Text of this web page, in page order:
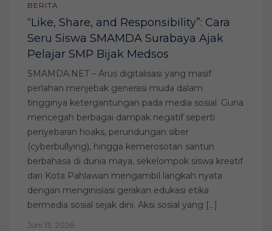
BERITA
“Like, Share, and Responsibility”: Cara
Seru Siswa SMAMDA Surabaya Ajak
Pelajar SMP Bijak Medsos
SMAMDA.NET – Arus digitalisasi yang masif
perlahan menjebak generasi muda dalam
tingginya ketergantungan pada media sosial. Guna
mencegah berbagai dampak negatif seperti
penyebaran hoaks, perundungan siber
(cyberbullying), hingga kemerosotan santun
berbahasa di dunia maya, sekelompok siswa kreatif
dari Kota Pahlawan mengambil langkah nyata
dengan menginisiasi gerakan edukasi etika
bermedia sosial sejak dini. Aksi sosial yang […]
Juni 13, 2026